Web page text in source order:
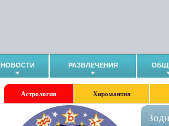
НОВОСТИ РАЗВЛЕЧЕНИЯ
Астрология Хиромантия